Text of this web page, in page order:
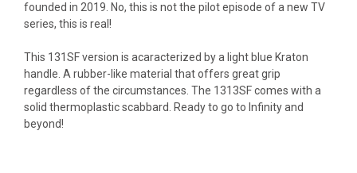
founded in 2019. No, this is not the pilot episode of a new TV
series, this is real!
This 131SF version is acaracterized by a light blue Kraton
handle. A rubber-like material that offers great grip
regardless of the circumstances. The 1313SF comes with a
solid thermoplastic scabbard. Ready to go to Infinity and
beyond!